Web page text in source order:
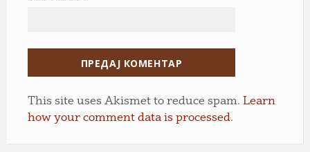
This site uses Akismet to reduce spam. Learn
how your comment data is processed.